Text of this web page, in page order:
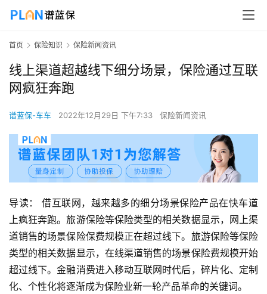
首页 保险知识 保险新闻资讯
线上渠道超越线下细分场景，保险通过互联
网疯狂奔跑
谱蓝保-车车 2022年12月29日 下午7:33 保险新闻资讯
导读： 借互联网，越来越多的细分场景保险产品在快车道
上疯狂奔跑。旅游保险等保险类型的相关数据显示，网上渠
道销售的场景保险保费规模正在超过线下。旅游保险等保险
类型的相关数据显示，在线渠道销售的场景保险费规模开始
超过线下。金融消费进入移动互联网时代后，碎片化、定制
化、个性化将逐渐成为保险业新一轮产品革命的关键词。